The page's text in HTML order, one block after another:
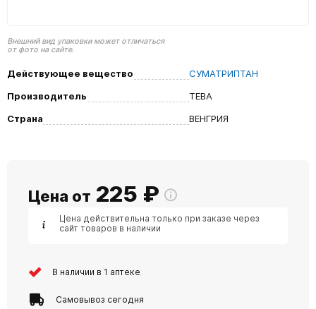
Внешний вид упаковки может отличаться
от фото на сайте.
Действующее вещество
СУМАТРИПТАН
Производитель
ТЕВА
Страна
ВЕНГРИЯ
Цена от 225 ₽
Цена действительна только при заказе через
сайт товаров в наличии
В наличии в 1 аптеке
Самовывоз сегодня